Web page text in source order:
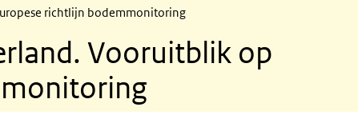
richtlijn bodemmonitoring
Vooruitblik op